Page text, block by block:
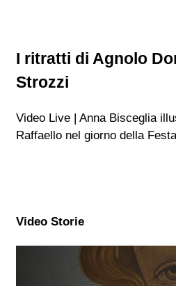
I ritratti di Agnolo
Strozzi
Video Live | Anna Bisceglia
Raffaello nel giorno della
Video Storie